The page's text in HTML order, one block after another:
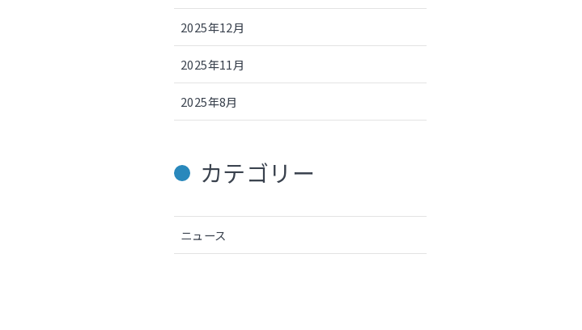
2025年12月
2025年11月
2025年8月
カテゴリー
ニュース